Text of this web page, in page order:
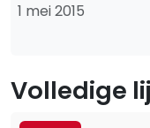
1 mei 2015
Volledige